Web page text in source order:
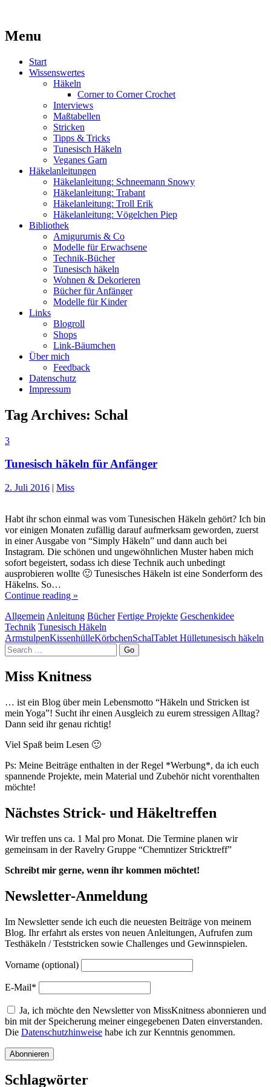
MissKnitness
Kaufst du noch oder strickst du schon?
Menu
Skip
Start
Wissenswertes
Häkeln
Corner to Corner Crochet
Interviews
Maßtabellen
Stricken
Tipps & Tricks
Tunesisch Häkeln
Veganes Garn
Häkelanleitungen
Häkelanleitung: Schneemann Snowy
Häkelanleitung: Trabant
Häkelanleitung: Troll Erik
Häkelanleitung: Vögelchen Piep
Bibliothek
Amigurumis & Co
Modelle für Erwachsene
Technik-Bücher
Tunesisch häkeln
Wohnen & Dekorieren
Bücher für Anfänger
Modelle für Kinder
Links
Blogroll
Shops
Link-Bäumchen
Über mich
Feedback
Datenschutz
Impressum
Tag Archives: Schal
3
Tunesisch häkeln für Anfänger
2. Juli 2016 | Miss
Habt ihr schon einmal was vom Tunesischen Häkeln gehört? Ich bin
vor einigen Monaten zufällig darauf aufmerksam geworden, zuerst
in einer Ausgabe von “Simply Häkeln” und dann auch bei
Instagram. Die schönen und ungewöhnlichen Muster haben mich
sofort begeistert, sodass ich diese Technik auch unbedingt
ausprobieren wollte 🙂 Tunesisches Häkeln ist eine Sonderform des
Häkelns. So…
Continue reading »
Allgemein Anleitung Bücher Fertige Projekte Geschenkidee
Technik Tunesisch Häkeln
ArmstulpenKissenhülleKörbchenSchalTablet Hülletunesisch häkeln
Search
Miss Knitness
… ist ein Blog über mein Lebensmotto “Häkeln und Stricken ist
mein Yoga”! Sucht ihr einen Ausgleich zu eurem stressigen Alltag?
Dann seid ihr genau richtig!
Viel Spaß beim Lesen 🙂
Ps: Meine Beiträge enthalten in der Regel *Werbung*, da ich euch
spannende Projekte, mein Material und Zubehör nicht vorenthalten
möchte!
Nächstes Strick- und Häkeltreffen
Wir treffen uns ca. 1 Mal pro Monat. Die Termine planen wir
gemeinsam in der Ravelry Gruppe “Chemntizer Stricktreff”
Schreibt mir gerne, wenn ihr kommen möchtet!
Newsletter-Anmeldung
Im Newsletter sende ich euch die neuesten Beiträge von meinem
Blog. Ihr erfahrt als erstes von neuen Anleitungen, Aufrufen zum
Testhäkeln / Teststricken sowie Challenges und Gewinnspielen.
Vorname (optional)
E-Mail*
Ja, ich möchte den Newsletter von MissKnitness abonnieren und
bin mit der Speicherung meiner eingegebenen Daten einverstanden.
Die Datenschutzhinweise habe ich zur Kenntnis genommen.
Schlagwörter